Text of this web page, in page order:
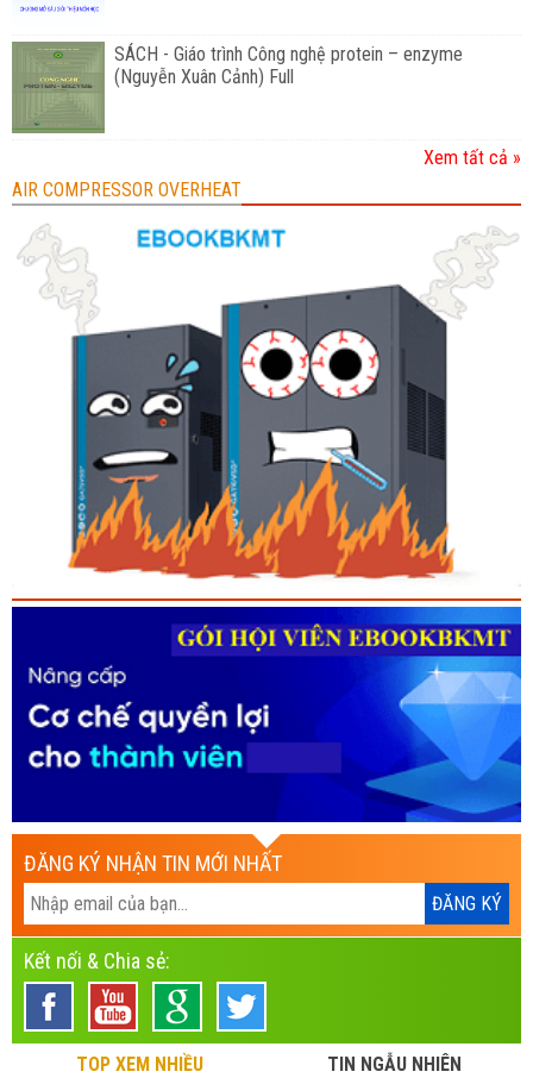
SÁCH - Giáo trình Công nghệ protein – enzyme
(Nguyễn Xuân Cảnh) Full
Xem tất cả »
AIR COMPRESSOR OVERHEAT
ĐĂNG KÝ NHẬN TIN MỚI NHẤT
Kết nối & Chia sẻ:
TOP XEM NHIỀU
TIN NGẪU NHIÊN